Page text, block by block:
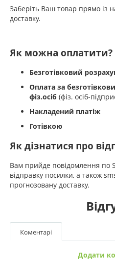
Заберіть Ваш товар прямо із
доставку.
Як можна оплатити?
Безготівковий
Оплата за
фіз.осіб (фіз. осіб-
Накладений платіж
Готівкою
Як дізнатися про
Вам прийде повідомлення по
відправку посилки, а також
прогнозовану доставку.
Коментарі
Додати